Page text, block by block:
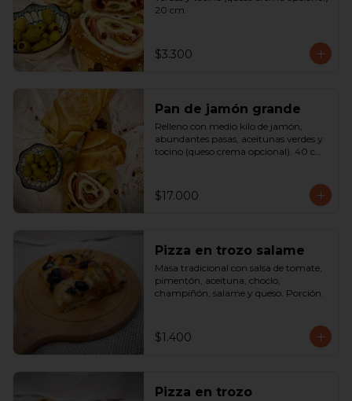
20 cm.
$3.300
Pan de jamón grande
Relleno con medio kilo de jamón,
abundantes pasas, aceitunas verdes y
tocino (queso crema opcional). 40 cm
$17.000
Pizza en trozo salame
Masa tradicional con salsa de tomate,
pimentón, aceituna, choclo,
champiñón, salame y queso. Porción.
$1.400
Pizza en trozo